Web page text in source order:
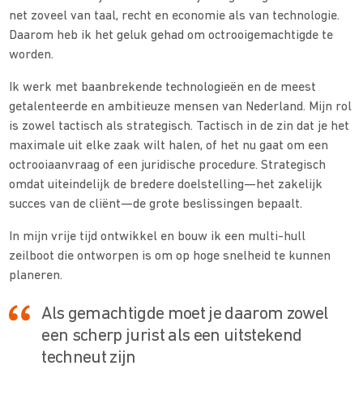
net zoveel van taal, recht en economie als van technologie.
Daarom heb ik het geluk gehad om octrooigemachtigde te
worden.
Ik werk met baanbrekende technologieën en de meest
getalenteerde en ambitieuze mensen van Nederland. Mijn rol
is zowel tactisch als strategisch. Tactisch in de zin dat je het
maximale uit elke zaak wilt halen, of het nu gaat om een
octrooiaanvraag of een juridische procedure. Strategisch
omdat uiteindelijk de bredere doelstelling—het zakelijk
succes van de cliënt—de grote beslissingen bepaalt.
In mijn vrije tijd ontwikkel en bouw ik een multi-hull
zeilboot die ontworpen is om op hoge snelheid te kunnen
planeren.
Als gemachtigde moet je daarom zowel
een scherp jurist als een uitstekend
techneut zijn